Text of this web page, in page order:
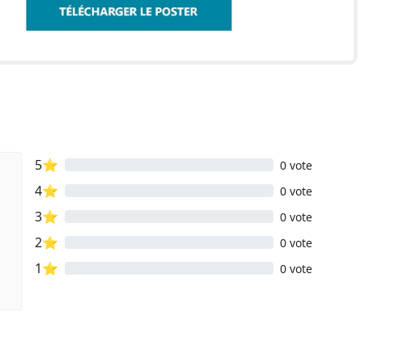
5⭐ 0 vote
4⭐ 0 vote
3⭐ 0 vote
2⭐ 0 vote
1⭐ 0 vote